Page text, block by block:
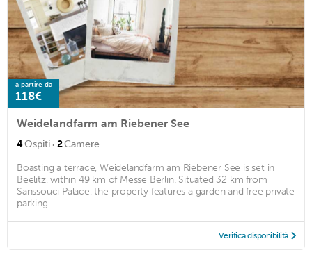
a partire da
118€
Weidelandfarm am Riebener See
4Ospiti · 2Camere
Boasting a terrace, Weidelandfarm am Riebener See is set in
Beelitz, within 49 km of Messe Berlin. Situated 32 km from
Sanssouci Palace, the property features a garden and free private
parking. ...
Verifica disponibilità